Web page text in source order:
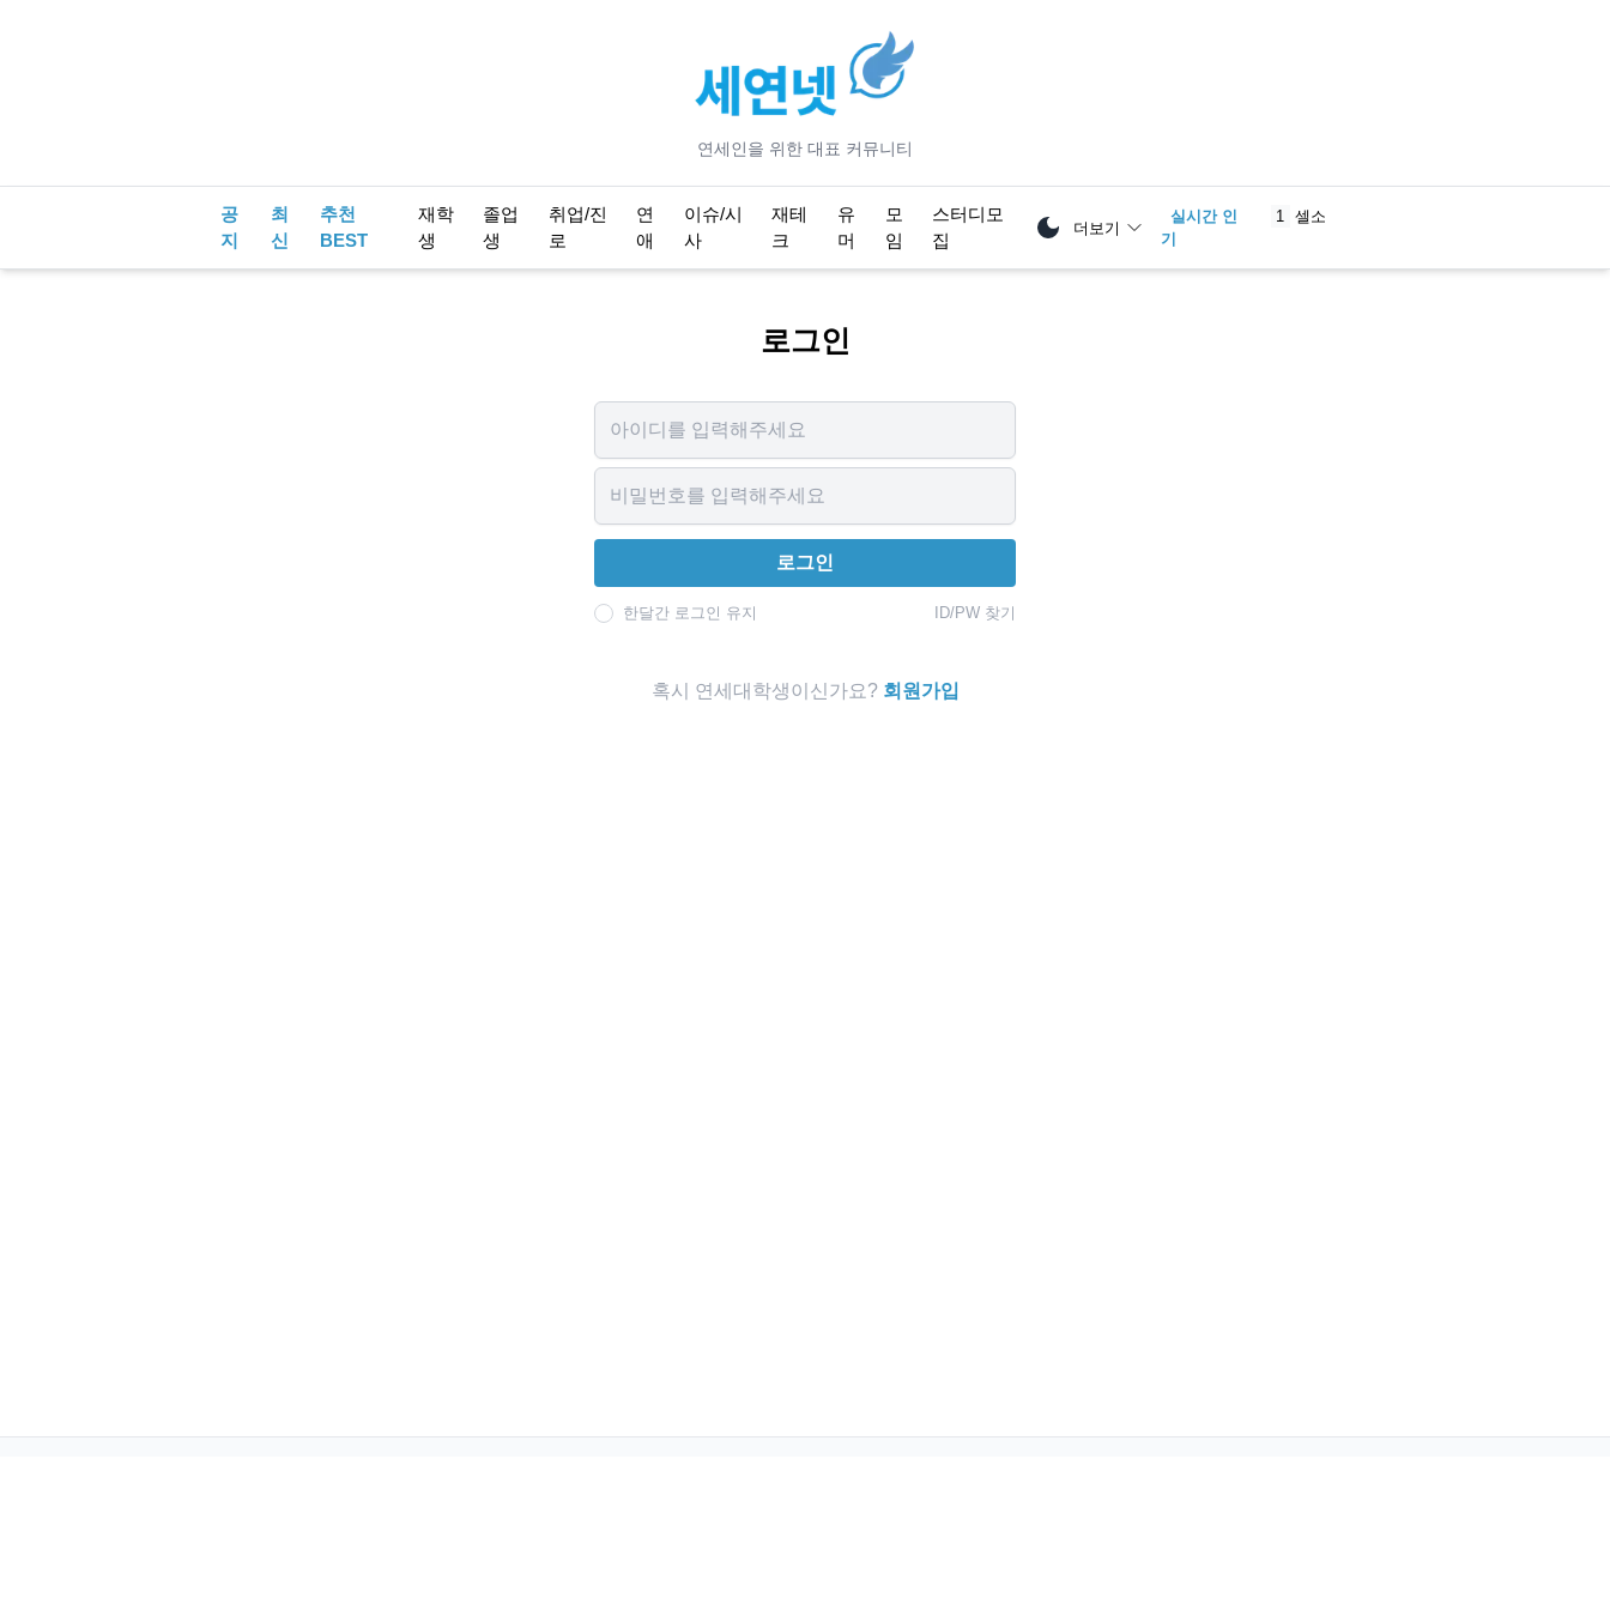
연세인을 위한 대표 커뮤니티
공
지
최
신
추천
BEST
재학
생
졸업
생
취업/진
로
연
애
이슈/시
사
재테
크
유
머
모
임
스터디모
집
더보기
실시간 인
기
셀소
로그인
로그인
한달간 로그인 유지 ID/PW 찾기
혹시 연세대학생이신가요? 회원가입